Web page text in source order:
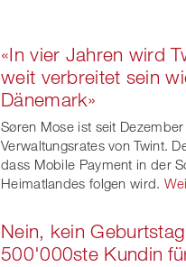
«In vier Jahren wird
weit verbreitet sein
Dänemark»
Søren Mose ist seit
Verwaltungsrates von Twint.
dass Mobile Payment in der
Heimatlandes folgen wird.
Nein, kein
500'000ste Kundin